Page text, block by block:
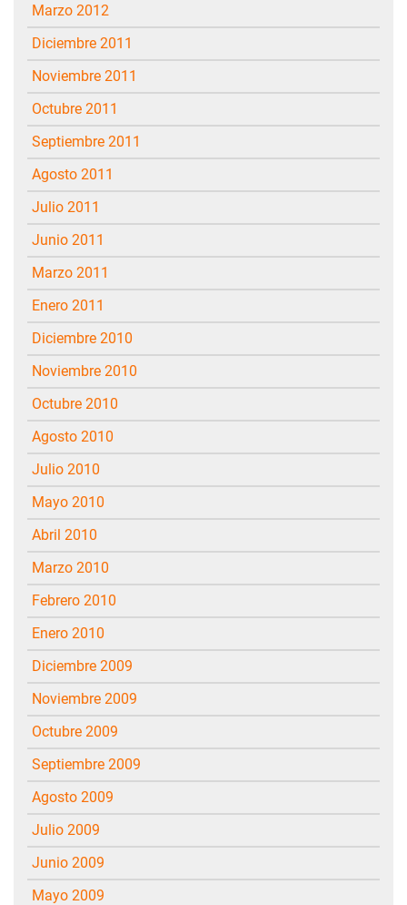
marzo 2012
diciembre 2011
noviembre 2011
octubre 2011
septiembre 2011
agosto 2011
julio 2011
junio 2011
marzo 2011
enero 2011
diciembre 2010
noviembre 2010
octubre 2010
agosto 2010
julio 2010
mayo 2010
abril 2010
marzo 2010
febrero 2010
enero 2010
diciembre 2009
noviembre 2009
octubre 2009
septiembre 2009
agosto 2009
julio 2009
junio 2009
mayo 2009